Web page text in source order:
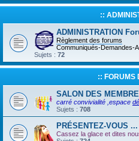
::
ADMINISTRATION
Règlement des forums
Communiqués-Demandes-
Sujets : 72
:: FORUMS
SALON DES
carré convivialité ,espace
Sujets : 708
PRÉSENTEZ-VOUS ...
Cassez la glace et dites